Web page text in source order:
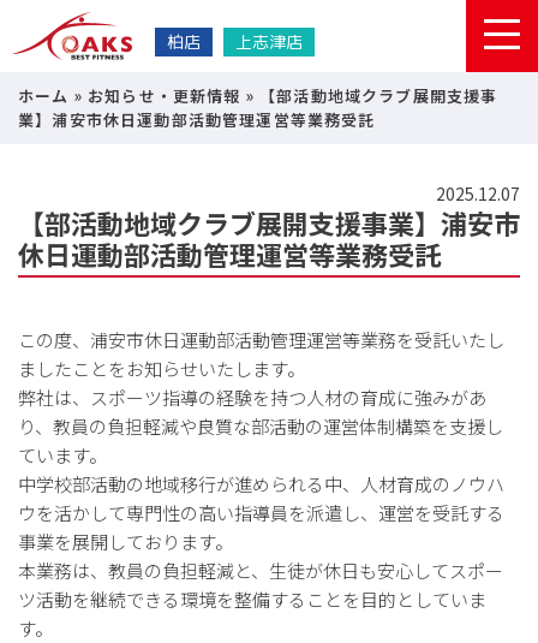
柏店 上志津店
ホーム » お知らせ・更新情報 »
【部活動地域クラブ展開支援事
業】浦安市休日運動部活動管理運営等業務受託
2025.12.07
【部活動地域クラブ展開支援事業】浦安市
休日運動部活動管理運営等業務受託
この度、浦安市休日運動部活動管理運営等業務を受託いたし
ましたことをお知らせいたします。
弊社は、スポーツ指導の経験を持つ人材の育成に強みがあ
り、教員の負担軽減や良質な部活動の運営体制構築を支援し
ています。
中学校部活動の地域移行が進められる中、人材育成のノウハ
ウを活かして専門性の高い指導員を派遣し、運営を受託する
事業を展開しております。
本業務は、教員の負担軽減と、生徒が休日も安心してスポー
ツ活動を継続できる環境を整備することを目的としていま
す。